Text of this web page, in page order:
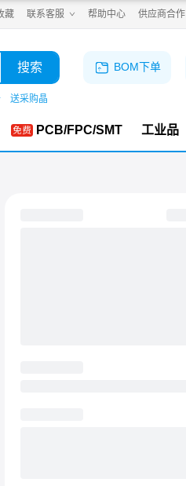
藏 联系客服 帮助中心 供应商合作
搜索
送采购晶
BOM下单
PCB/FPC/SMT 工业品